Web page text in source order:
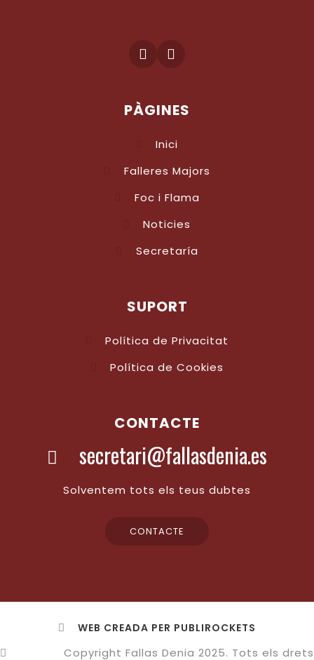
PÀGINES
Inici
Falleres Majors
Foc i Flama
Noticies
Secretaría
SUPORT
Política de Privacitat
Política de Cookies
CONTACTE
secretari@fallasdenia.es
Solventem tots els teus dubtes
CONTACTE
WEB CREADA PER PUBLIROCKETS
Copyright Fallas Denia 2025. Tots els drets